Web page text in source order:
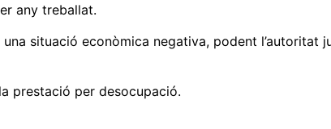
any treballat.
una situació econòmica negativa, podent l’autoritat
prestació per desocupació.